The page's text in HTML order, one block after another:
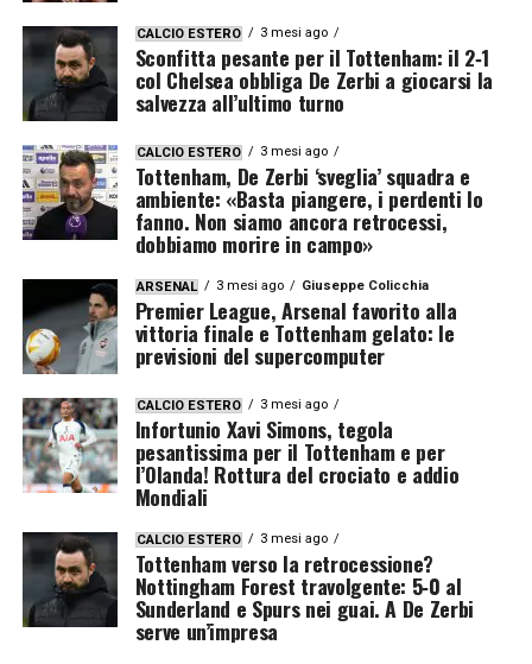
CALCIO ESTERO 3 mesi ago
Sconfitta pesante per il Tottenham: il 2‑1
col Chelsea obbliga De Zerbi a giocarsi la
salvezza all’ultimo turno
CALCIO ESTERO 3 mesi ago
Tottenham, De Zerbi ‘sveglia’ squadra e
ambiente: «Basta piangere, i perdenti lo
fanno. Non siamo ancora retrocessi,
dobbiamo morire in campo»
ARSENAL 3 mesi ago Giuseppe Colicchia
Premier League, Arsenal favorito alla
vittoria finale e Tottenham gelato: le
previsioni del supercomputer
CALCIO ESTERO 3 mesi ago
Infortunio Xavi Simons, tegola
pesantissima per il Tottenham e per
l’Olanda! Rottura del crociato e addio
Mondiali
CALCIO ESTERO 3 mesi ago
Tottenham verso la retrocessione?
Nottingham Forest travolgente: 5‑0 al
Sunderland e Spurs nei guai. A De Zerbi
serve un’impresa